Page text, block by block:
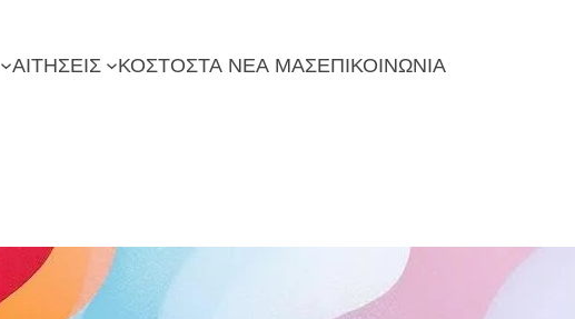
ΑΙΤΗΣΕΙΣ ΚΟΣΤΟΣΤΑ ΝΕΑ ΜΑΣΕΠΙΚΟΙΝΩΝΙΑ